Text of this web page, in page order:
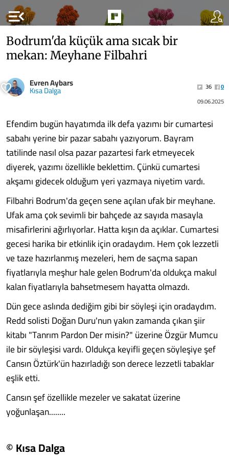
menu_open
Bodrum'da küçük ama sıcak bir
mekan: Meyhane Filbahri
Evren Aybars
Kısa Dalga 36
0
09.06.2025
Efendim bugün hayatımda ilk defa yazımı bir cumartesi
sabahı yerine bir pazar sabahı yazıyorum. Bayram
tatilinde nasıl olsa pazar pazartesi fark etmeyecek
diyerek, yazımı özellikle beklettim. Çünkü cumartesi
akşamı gidecek olduğum yeri yazmaya niyetim vardı.
Filbahri Bodrum'da geçen sene açılan ufak bir meyhane.
Ufak ama çok sevimli bir bahçede az sayıda masayla
misafirlerini ağırlıyorlar. Hatta kışın da açıklar. Cumartesi
gecesi harika bir etkinlik için oradaydım. Hem çok lezzetli
ve taze hazırlanmış mezeleri, hem de saçma sapan
fiyatlarıyla meşhur hale gelen Bodrum'da oldukça makul
kalan fiyatlarıyla bahsetmesem hayatta olmazdı.
Dün gece aslında dediğim gibi bir söyleşi için oradaydım.
Redd solisti Doğan Duru'nun yakın zamanda çıkan şiir
kitabı "Tanrım Pardon Der misin?" üzerine Özgür Mumcu
ile bir söyleşisi vardı. Oldukça keyifli geçen söyleşiye şef
Cansın Öztürk'ün hazırladığı son derece lezzetli tabaklar
eşlik etti.
Cansın şef özellikle mezeler ve sakatat üzerine
yoğunlaşan........
© Kısa Dalga